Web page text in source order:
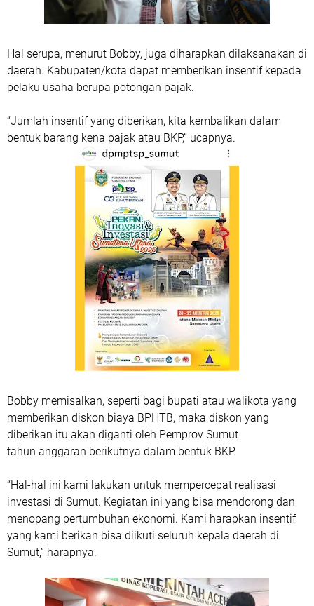
Hal serupa, menurut Bobby, juga diharapkan dilaksanakan di
daerah. Kabupaten/kota dapat memberikan insentif kepada
pelaku usaha berupa potongan pajak.
“Jumlah insentif yang diberikan, kita kembalikan dalam
bentuk barang kena pajak atau BKP,” ucapnya.
Bobby memisalkan, seperti bagi bupati atau walikota yang
memberikan diskon biaya BPHTB, maka diskon yang
diberikan itu akan diganti oleh Pemprov Sumut
tahun anggaran berikutnya dalam bentuk BKP.
“Hal-hal ini kami lakukan untuk mempercepat realisasi
investasi di Sumut. Kegiatan ini yang bisa mendorong dan
menopang pertumbuhan ekonomi. Kami harapkan insentif
yang kami berikan bisa diikuti seluruh kepala daerah di
Sumut,” harapnya.